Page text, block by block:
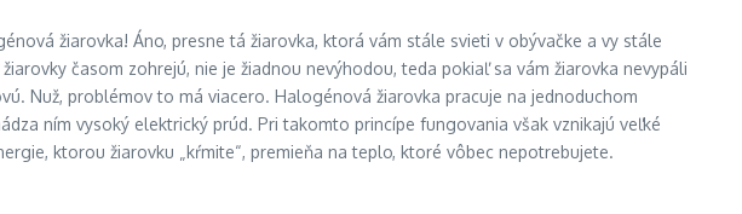
žiarovka! Áno, presne tá žiarovka, ktorá vám stále svieti v obývačke a vy stále
časom zohrejú, nie je žiadnou nevýhodou, teda pokiaľ sa vám žiarovka nevypáli
Nuž, problémov to má viacero. Halogénová žiarovka pracuje na jednoduchom
ním vysoký elektrický prúd. Pri takomto princípe fungovania však vznikajú veľké
ktorou žiarovku „kŕmite“, premieňa na teplo, ktoré vôbec nepotrebujete.